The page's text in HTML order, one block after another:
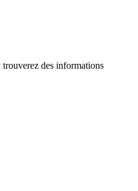
des informations